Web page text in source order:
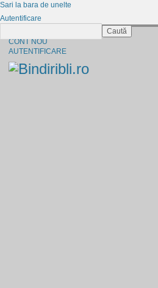
CONT NOU
AUTENTIFICARE
Sari la bara de unelte
Autentificare
Caută